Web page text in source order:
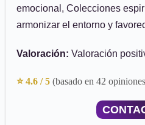
emocional, Colecciones
armonizar el entorno y
Valoración: Valoración
⭐ 4.6 / 5 (basado en 42